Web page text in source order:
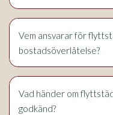
Vem ansvarar för
bostadsöverlåtelse?
Vad händer om
godkänd?